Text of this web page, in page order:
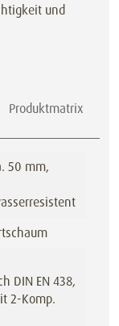
und
Produktmatrix
50 mm,
DIN EN 438,
2-Komp.